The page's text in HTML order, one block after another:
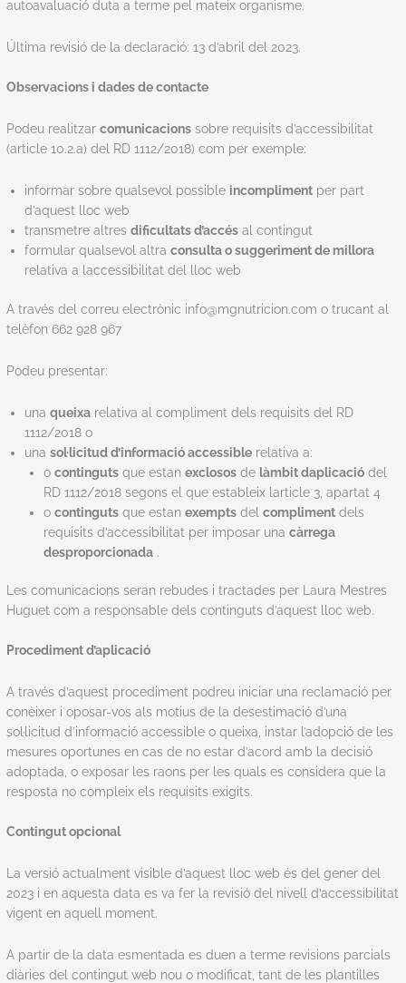
autoavaluació duta a terme pel mateix organisme.
Última revisió de la declaració: 13 d’abril del 2023.
Observacions i dades de contacte
Podeu realitzarcomunicacions sobre requisits d’accessibilitat
(article 10.2.a) del RD 1112/2018) com per exemple:
informar sobre qualsevol possible incompliment per part
d’aquest lloc web
transmetre altresdificultats d’accés al contingut
formular qualsevol altraconsulta o suggeriment de millora
relativa a laccessibilitat del lloc web
A través del correu electrònic info@mgnutricion.com o trucant al
telèfon 662 928 967
Podeu presentar:
unaqueixa relativa al compliment dels requisits del RD
1112/2018 o
unasol·licitud d’informació accessible relativa a:
o contingutsque estan exclososde làmbit daplicaciódel
RD 1112/2018 segons el que estableix larticle 3, apartat 4
o contingutsque estan exemptsdel complimentdels
requisits d’accessibilitat per imposar una càrrega
desproporcionada.
Les comunicacions seran rebudes i tractades per Laura Mestres
Huguet com a responsable dels continguts d’aquest lloc web.
Procediment d’aplicació
A través d’aquest procediment podreu iniciar una reclamació per
conèixer i oposar-vos als motius de la desestimació d’una
sol·licitud d’informació accessible o queixa, instar l’adopció de les
mesures oportunes en cas de no estar d’acord amb la decisió
adoptada, o exposar les raons per les quals es considera que la
resposta no compleix els requisits exigits.
Contingut opcional
La versió actualment visible d’aquest lloc web és del gener del
2023 i en aquesta data es va fer la revisió del nivell d’accessibilitat
vigent en aquell moment.
A partir de la data esmentada es duen a terme revisions parcials
diàries del contingut web nou o modificat, tant de les plantilles